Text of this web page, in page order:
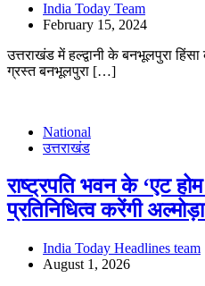
India Today Team
February 15, 2024
उत्तराखंड में हल्द्वानी के बनभूलपुरा
ग्रस्त बनभूलपुरा […]
National
उत्तराखंड
राष्ट्रपति भवन के ‘एट
प्रतिनिधित्व करेंगी
India Today Headlines team
August 1, 2026